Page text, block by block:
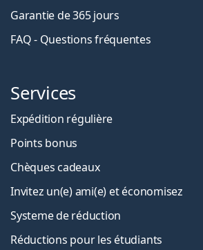
Garantie de 365 jours
FAQ - Questions fréquentes
Services
Expédition régulière
Points bonus
Chèques cadeaux
Invitez un(e) ami(e) et économisez
Systeme de réduction
Réductions pour les étudiants